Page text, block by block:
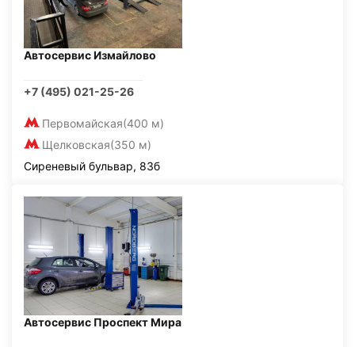
Автосервис Измайлово
+7 (495) 021-25-26
Первомайская(400 м)
Щелковская(350 м)
Сиреневый бульвар, 83б
Автосервис Проспект Мира